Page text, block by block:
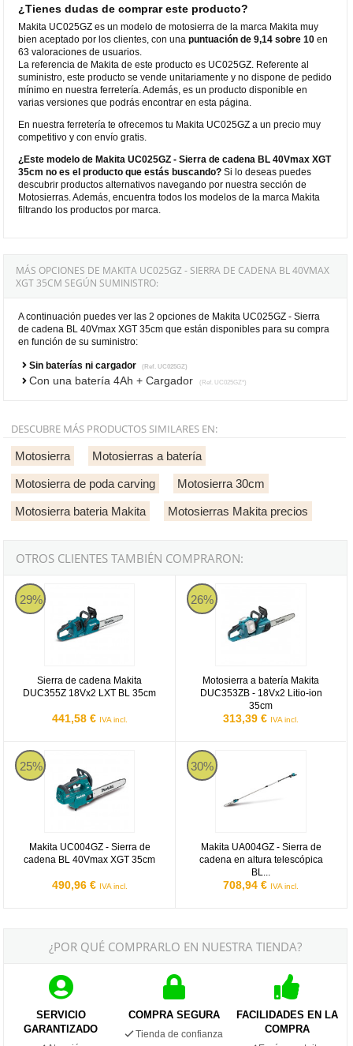
¿Tienes dudas de comprar este producto?
Makita UC025GZ es un modelo de motosierra de la marca Makita muy
bien aceptado por los clientes, con unapuntuación de 9,14 sobre 10 en
63 valoraciones de usuarios.
La referencia de Makita de este producto es UC025GZ. Referente al
suministro, este producto se vende unitariamente y no dispone de pedido
mínimo en nuestra ferretería. Además, es un producto disponible en
varias versiones que podrás encontrar en esta página.
En nuestra ferretería te ofrecemos tu Makita UC025GZ a un precio muy
competitivo y con envío gratis.
¿Este modelo de Makita UC025GZ - Sierra de cadena BL 40Vmax XGT
35cm no es el producto que estás buscando? Si lo deseas puedes
descubrir productos alternativos navegando por nuestra sección de
Motosierras. Además, encuentra todos los modelos de la marca Makita
filtrando los productos por marca.
MÁS OPCIONES DE MAKITA UC025GZ - SIERRA DE CADENA BL 40VMAX
XGT 35CM SEGÚN SUMINISTRO:
A continuación puedes ver las 2 opciones de Makita UC025GZ - Sierra
de cadena BL 40Vmax XGT 35cm que están disponibles para su compra
en función de su suministro:
Sin baterías ni cargador (Ref. UC025GZ)
Con una batería 4Ah + Cargador (Ref. UC025GZ*)
DESCUBRE MÁS PRODUCTOS SIMILARES EN:
Motosierra Motosierras a batería
Motosierra de poda carving Motosierra 30cm
Motosierra bateria Makita Motosierras Makita precios
OTROS CLIENTES TAMBIÉN COMPRARON:
29%
Sierra de cadena Makita
DUC355Z 18Vx2 LXT BL 35cm
441,58 € IVA incl.
Sierra de cadena Makita DUC355Z 18Vx2 LXT BL 35cm
26%
Motosierra a batería Makita
DUC353ZB - 18Vx2 Litio-ion
35cm
313,39 € IVA incl.
Motosierra a batería Makita
25%
Makita UC004GZ - Sierra de
cadena BL 40Vmax XGT 35cm
490,96 € IVA incl.
Makita UC004GZ
30%
Makita UA004GZ - Sierra de
cadena en altura telescópica
BL...
708,94 € IVA incl.
Makita UA004GZ
¿POR QUÉ COMPRARLO EN NUESTRA TIENDA?
SERVICIO
GARANTIZADO
COMPRA SEGURA
Tienda de confianza
FACILIDADES EN LA
COMPRA